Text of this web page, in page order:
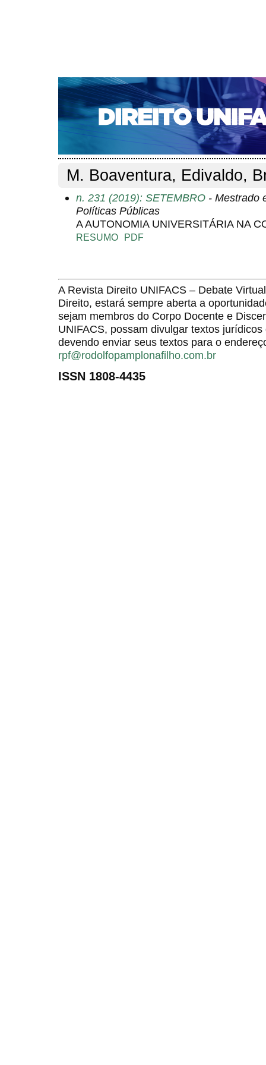
CAPA SOBRE ACESSO CADASTRO
NOTÍCIAS
EDIÇÕES DE Nº 1 A 100 WEBMAIL
Capa>Pesquisa> Perfil do autor
Perfil do autor
M. Boaventura, Edivaldo,
n. 231 (2019): SETEMBRO - Mestrado
Políticas Públicas
A AUTONOMIA UNIVERSITÁRIA NA
RESUMO PDF
A Revista Direito UNIFACS – Debate
Direito, estará sempre aberta a
sejam membros do Corpo Docente e
UNIFACS, possam divulgar textos
devendo enviar seus textos para o
rpf@rodolfopamplonafilho.com.br
ISSN 1808-4435